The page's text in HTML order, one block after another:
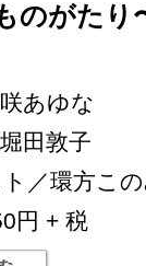
のがたり
あゆな
田敦子
／環方こ
円 + 税